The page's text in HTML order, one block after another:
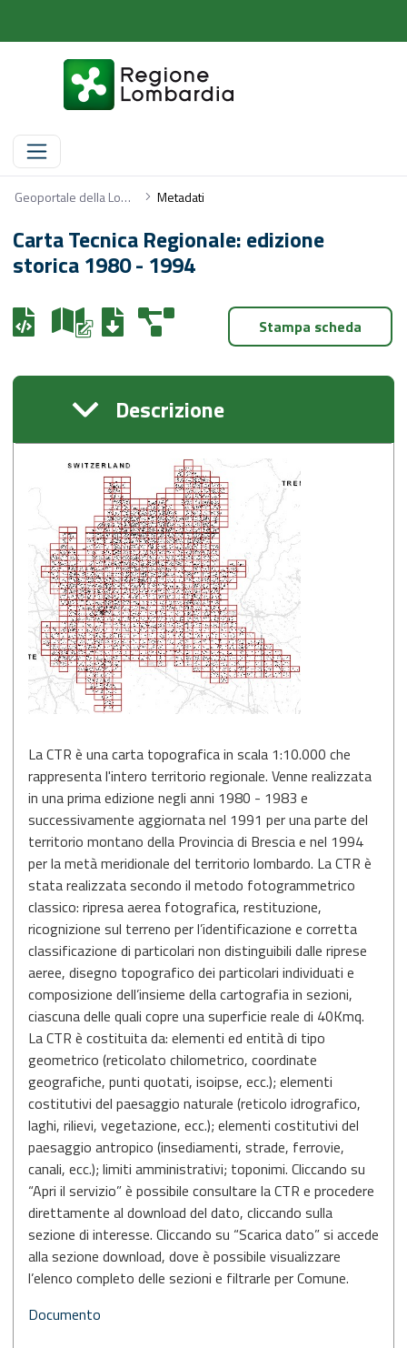
Metadati Geoportale della Lombardia Metadati
Carta Tecnica Regionale: edizione
storica 1980 - 1994
Stampa scheda
Descrizione
La CTR è una carta topografica in scala 1:10.000 che
rappresenta l'intero territorio regionale. Venne realizzata
in una prima edizione negli anni 1980 - 1983 e
successivamente aggiornata nel 1991 per una parte del
territorio montano della Provincia di Brescia e nel 1994
per la metà meridionale del territorio lombardo. La CTR è
stata realizzata secondo il metodo fotogrammetrico
classico: ripresa aerea fotografica, restituzione,
ricognizione sul terreno per l’identificazione e corretta
classificazione di particolari non distinguibili dalle riprese
aeree, disegno topografico dei particolari individuati e
composizione dell’insieme della cartografia in sezioni,
ciascuna delle quali copre una superficie reale di 40Kmq.
La CTR è costituita da: elementi ed entità di tipo
geometrico (reticolato chilometrico, coordinate
geografiche, punti quotati, isoipse, ecc.); elementi
costitutivi del paesaggio naturale (reticolo idrografico,
laghi, rilievi, vegetazione, ecc.); elementi costitutivi del
paesaggio antropico (insediamenti, strade, ferrovie,
canali, ecc.); limiti amministrativi; toponimi. Cliccando su
“Apri il servizio” è possibile consultare la CTR e procedere
direttamente al download del dato, cliccando sulla
sezione di interesse. Cliccando su “Scarica dato” si accede
alla sezione download, dove è possibile visualizzare
l’elenco completo delle sezioni e filtrarle per Comune.
Documento